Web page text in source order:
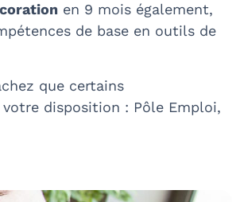
en 9 mois également,
de base en outils de
que certains
votre disposition : Pôle Emploi,